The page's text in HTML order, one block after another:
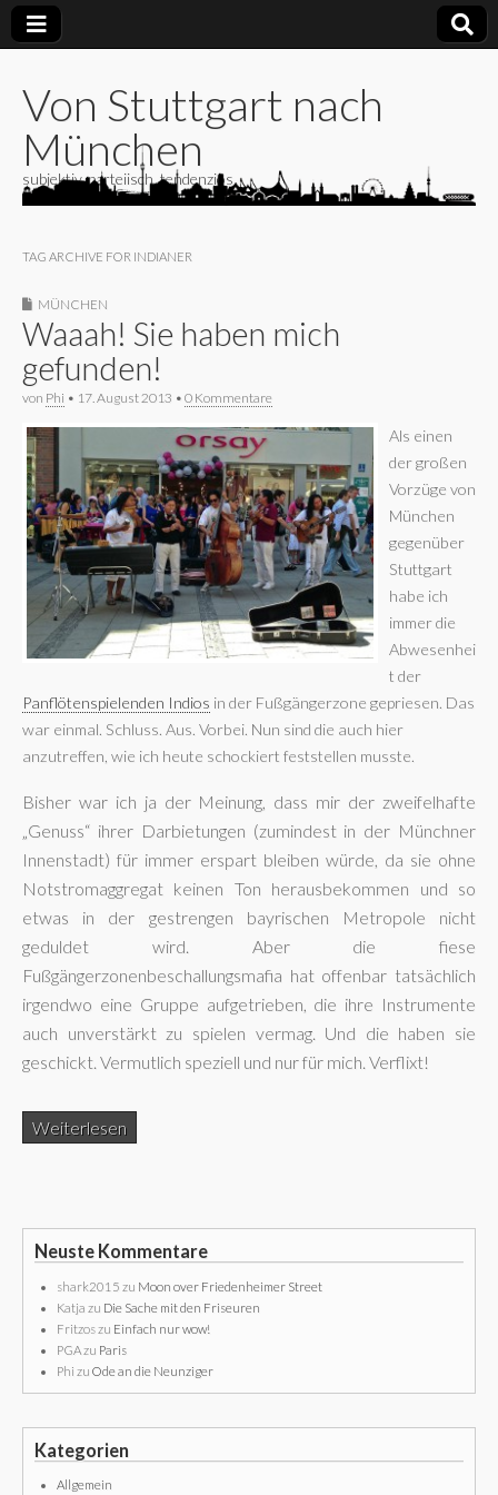
Von Stuttgart nach
München
subjektiv, parteiisch, tendenziös
TAG ARCHIVE FOR INDIANER
MÜNCHEN
Waaah! Sie haben mich
gefunden!
von Phi • 17. August 2013 • 0 Kommentare
Als einen
der großen
Vorzüge von
München
gegenüber
Stuttgart
habe ich
immer die
Abwesenhei
t der
Panflötenspielenden Indios in der Fußgängerzone gepriesen. Das
war einmal. Schluss. Aus. Vorbei. Nun sind die auch hier
anzutreffen, wie ich heute schockiert feststellen musste.
Bisher war ich ja der Meinung, dass mir der zweifelhafte
„Genuss“ ihrer Darbietungen (zumindest in der Münchner
Innenstadt) für immer erspart bleiben würde, da sie ohne
Notstromaggregat keinen Ton herausbekommen und so
etwas in der gestrengen bayrischen Metropole nicht
geduldet wird. Aber die fiese
Fußgängerzonenbeschallungsmafia hat offenbar tatsächlich
irgendwo eine Gruppe aufgetrieben, die ihre Instrumente
auch unverstärkt zu spielen vermag. Und die haben sie
geschickt. Vermutlich speziell und nur für mich. Verflixt!
Weiterlesen
Neuste Kommentare
shark2015 zu Moon over Friedenheimer Street
Katja zu Die Sache mit den Friseuren
Fritzoszu Einfach nur wow!
PGAzu Paris
Phi zu Ode an die Neunziger
Kategorien
Allgemein